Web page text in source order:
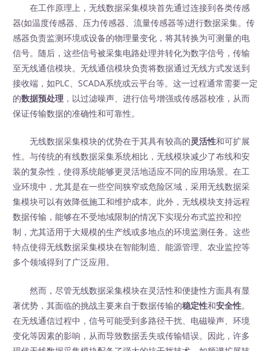
在工作原理上，无线数据采集模块首先通过连接到各类传感
器(如温度传感器、压力传感器、流量传感器等)进行数据采集。传
感器负责监测环境或设备的物理量变化，将其转换为可测量的电
信号。随后，这些信号被采集电路处理并转化为数字信号，传输
至无线通信模块。无线通信模块负责将数据通过无线方式发送到
接收端，如PLC、SCADA系统或云平台等。这一过程通常需要一定
的数据预处理 ，以过滤噪声、进行信号增强或传感器校准，从而
保证传输数据的准确性和可靠性。
无线数据采集模块的优势在于其具有较高的灵活性和可扩展
性。与传统的有线数据采集系统相比，无线模块减少了布线和安
装的复杂性，使得系统能够更灵活地适应不同的应用场景。在工
业环境中，尤其是在一些空间狭窄或危险区域，采用无线数据采
集模块可以有效降低施工和维护成本。此外，无线模块支持远程
数据传输，能够在不受地域限制的情况下实现分布式监控和控
制，尤其适用于大规模的生产线或多地点的环境监测任务。这些
特点使得无线数据采集模块在智能制造、能源管理、农业监控等
多个领域得到了广泛应用。
然而，尽管无线数据采集模块在灵活性和便捷性方面具有显
著优势，其面临的挑战主要来自于数据传输的稳定性和安全性。
在无线通信过程中，信号可能受到多路径干扰、电磁噪声、环境
变化等因素的影响，从而导致数据丢失或传输错误。因此，许多